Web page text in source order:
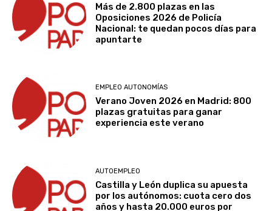
Más de 2.800 plazas en las
Oposiciones 2026 de Policía
Nacional: te quedan pocos días para
apuntarte
EMPLEO AUTONOMÍAS
Verano Joven 2026 en Madrid: 800
plazas gratuitas para ganar
experiencia este verano
AUTOEMPLEO
Castilla y León duplica su apuesta
por los autónomos: cuota cero dos
años y hasta 20.000 euros por